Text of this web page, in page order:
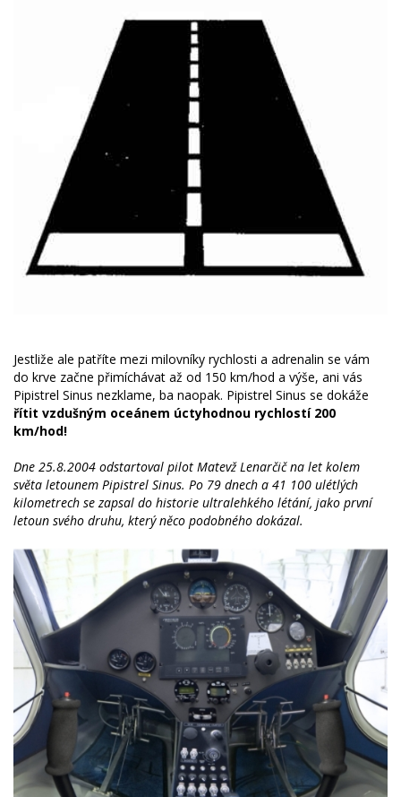
Jestliže ale patříte mezi milovníky rychlosti a adrenalin se vám
do krve začne přimíchávat až od 150 km/hod a výše, ani vás
Pipistrel Sinus nezklame, ba naopak. Pipistrel Sinus se dokáže
řítit vzdušným oceánem úctyhodnou rychlostí 200
km/hod!
Dne 25.8.2004 odstartoval pilot Matevž Lenarčič na let kolem
světa letounem Pipistrel Sinus. Po 79 dnech a 41 100 ulétlých
kilometrech se zapsal do historie ultralehkého létání, jako první
letoun svého druhu, který něco podobného dokázal.